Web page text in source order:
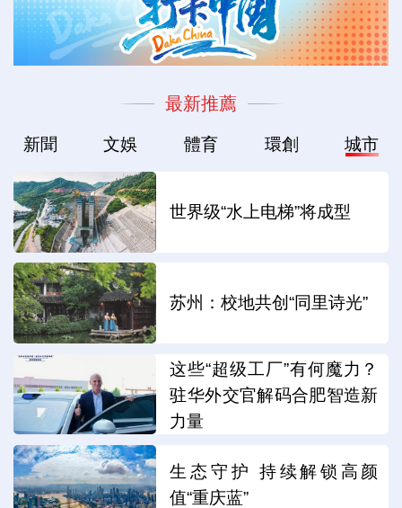
最新推薦
新聞 文娛 體育 環創 城市
世界级“水上电梯”将成型
苏州：校地共创“同里诗光”
这些“超级工厂”有何魔力？
驻华外交官解码合肥智造新
力量
生态守护 持续解锁高颜
值“重庆蓝”